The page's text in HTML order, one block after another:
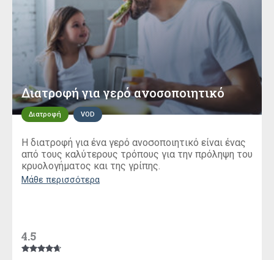
Διατροφή για γερό ανοσοποιητικό
Διατροφή VOD
Η διατροφή για ένα γερό ανοσοποιητικό είναι ένας
από τους καλύτερους τρόπους για την πρόληψη του
κρυολογήματος και της γρίπης.
Μάθε περισσότερα
4.5